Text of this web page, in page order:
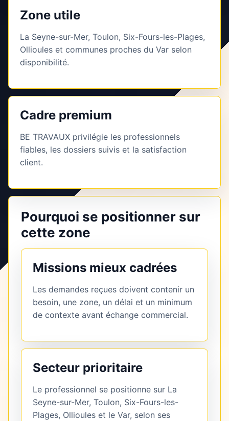
Zone utile
La Seyne-sur-Mer, Toulon, Six-Fours-les-Plages,
Ollioules et communes proches du Var selon
disponibilité.
Cadre premium
BE TRAVAUX privilégie les professionnels
fiables, les dossiers suivis et la satisfaction
client.
Pourquoi se positionner sur
cette zone
Missions mieux cadrées
Les demandes reçues doivent contenir un
besoin, une zone, un délai et un minimum
de contexte avant échange commercial.
Secteur prioritaire
Le professionnel se positionne sur La
Seyne-sur-Mer, Toulon, Six-Fours-les-
Plages, Ollioules et le Var, selon ses